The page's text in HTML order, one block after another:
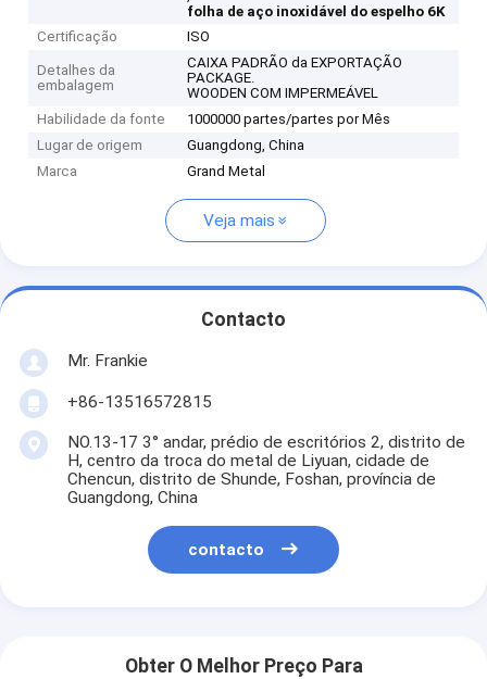
folha de aço inoxidável do espelho 6K
Certificação
ISO
Detalhes da
embalagem
CAIXA PADRÃO da EXPORTAÇÃO
PACKAGE.
WOODEN COM IMPERMEÁVEL
Habilidade da fonte
1000000 partes/partes por Mês
Lugar de origem
Guangdong, China
Marca
Grand Metal
Veja mais
Contacto
Mr. Frankie
+86-13516572815
NO.13-17 3° andar, prédio de escritórios 2, distrito de
H, centro da troca do metal de Liyuan, cidade de
Chencun, distrito de Shunde, Foshan, província de
Guangdong, China
contacto
Obter O Melhor Preço Para